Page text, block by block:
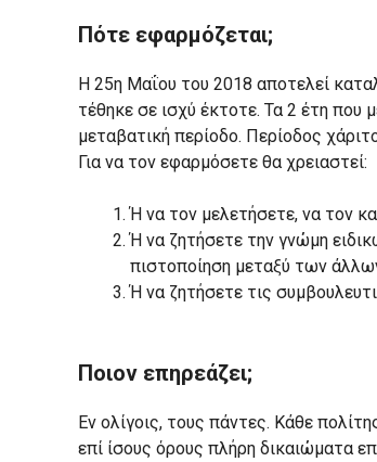
Πότε εφαρμόζεται;
Η 25η Μαΐου του 2018 αποτελεί
τέθηκε σε ισχύ έκτοτε. Τα 2 έτη
μεταβατική περίοδο. Περίοδος
Για να τον εφαρμόσετε θα χρειαστεί:
Ή να τον μελετήσετε, να τον
Ή να ζητήσετε την γνώμη
πιστοποίηση μεταξύ των
Ή να ζητήσετε τις
Ποιον επηρεάζει;
Εν ολίγοις, τους πάντες. Κάθε
επί ίσους όρους πλήρη δικαιώματα